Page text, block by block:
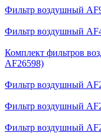
Фильтр воздушный
Фильтр воздушный
Комплект фильтров
AF26598)
Фильтр воздушный
Фильтр воздушный
Фильтр воздушный